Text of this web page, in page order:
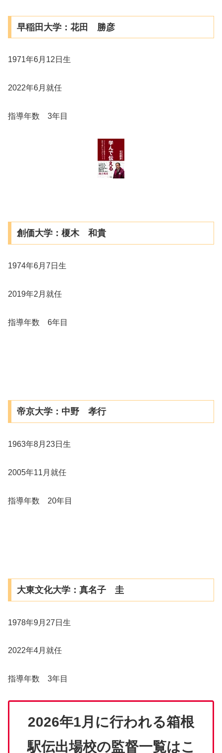
早稲田大学：花田 勝彦
1971年6月12日生
2022年6月就任
指導年数 3年目
創価大学：榎木 和貴
1974年6月7日生
2019年2月就任
指導年数 6年目
帝京大学：中野 孝行
1963年8月23日生
2005年11月就任
指導年数 20年目
大東文化大学：真名子 圭
1978年9月27日生
2022年4月就任
指導年数 3年目
2026年1月に行われる箱根
駅伝出場校の監督一覧はこ